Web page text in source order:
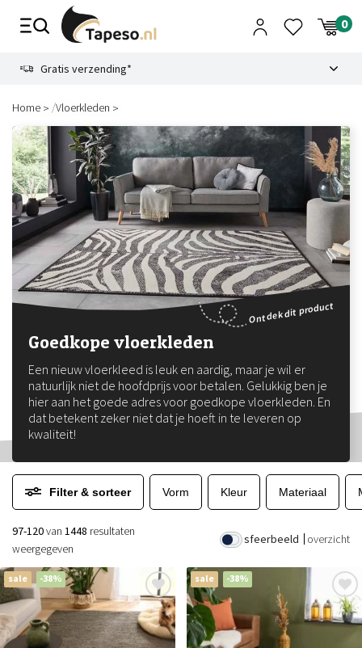
Gratis verzending*
Home /Vloerkleden
Goedkope vloerkleden
Een nieuw vloerkleed is leuk en aardig, maar je wil er
natuurlijk niet de hoofdprijs voor betalen. Gelukkig ben je
hier aan het goede adres voor goedkope vloerkleden. En
dat betekent zeker niet dat je hoeft in te leveren op
kwaliteit!
Ontdek dit product
Filter & sorteer Vorm Kleur Materiaal
sfeerbeeld overzicht
97-120van 1448 resultaten
weergegeven
sale -38% sale -38%